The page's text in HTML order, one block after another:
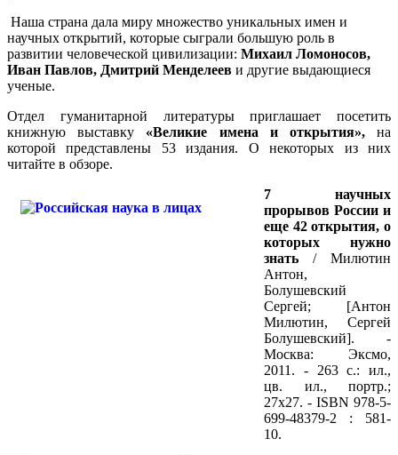
Наша страна дала миру множество уникальных имен и
научных открытий, которые сыграли большую роль в
развитии человеческой цивилизации: Михаил Ломоносов,
Иван Павлов, Дмитрий Менделеев и другие выдающиеся
ученые.
Отдел гуманитарной литературы приглашает посетить
книжную выставку «Великие имена и открытия»,на
которой представлены 53 издания. О некоторых из них
читайте в обзоре.
7 научных
прорывов России и
еще 42 открытия, о
которых нужно
знать / Милютин
Антон,
Болушевский
Сергей; [Антон
Милютин, Сергей
Болушевский]. -
Москва: Эксмо,
2011. - 263 с.: ил.,
цв. ил., портр.;
27х27. - ISBN 978-5-
699-48379-2 : 581-
10.